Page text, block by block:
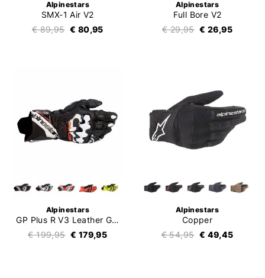
Alpinestars
SMX-1 Air V2
€ 89,95 € 80,95
Alpinestars
Full Bore V2
€ 29,95 € 26,95
Alpinestars
GP Plus R V3 Leather Gloves
€ 199,95 € 179,95
Alpinestars
Copper
€ 54,95 € 49,45